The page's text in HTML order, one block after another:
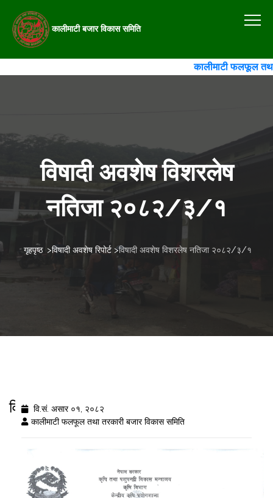
कालीमाटी बजार विकास समिति
कालीमाटी फलफूल तथा
विषादी अवशेष विशरलेष
नतिजा २०८२/३/१
गृहपृष्ठ >विषादी अवशेष रिपोर्ट>विषादी अवशेष विशरलेष नतिजा २०८२/३/१
विषादी अवशेष विशरलेष नतिजा २०८२/३/१
वि.सं. असार ०१, २०८२
कालीमाटी फलफूल तथा तरकारी बजार विकास समिति